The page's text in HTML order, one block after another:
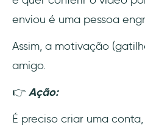
enviou é uma pessoa
Assim, a motivação
amigo.
👉 Ação:
É preciso criar uma